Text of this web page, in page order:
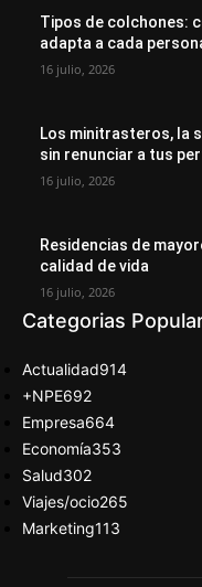
Tipos de colchones:
adapta a cada
16 julio, 2026
Los minitrasteros, la
sin renunciar a tus
16 julio, 2026
Residencias de
calidad de vida
16 julio, 2026
Categorias
Actualidad914
+NPE692
Empresa664
Economía353
Salud302
Viajes/ocio265
Marketing113